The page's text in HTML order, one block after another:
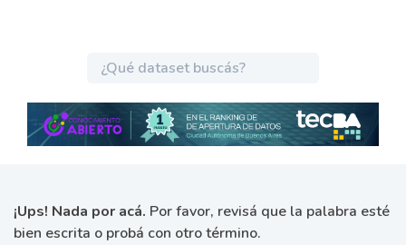
¡Ups! Nada por acá. Por favor, revisá que la palabra esté
bien escrita o probá con otro término.